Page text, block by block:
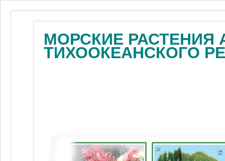
МОРСКИЕ РАСТЕНИЯ
ТИХООКЕАНСКОГО